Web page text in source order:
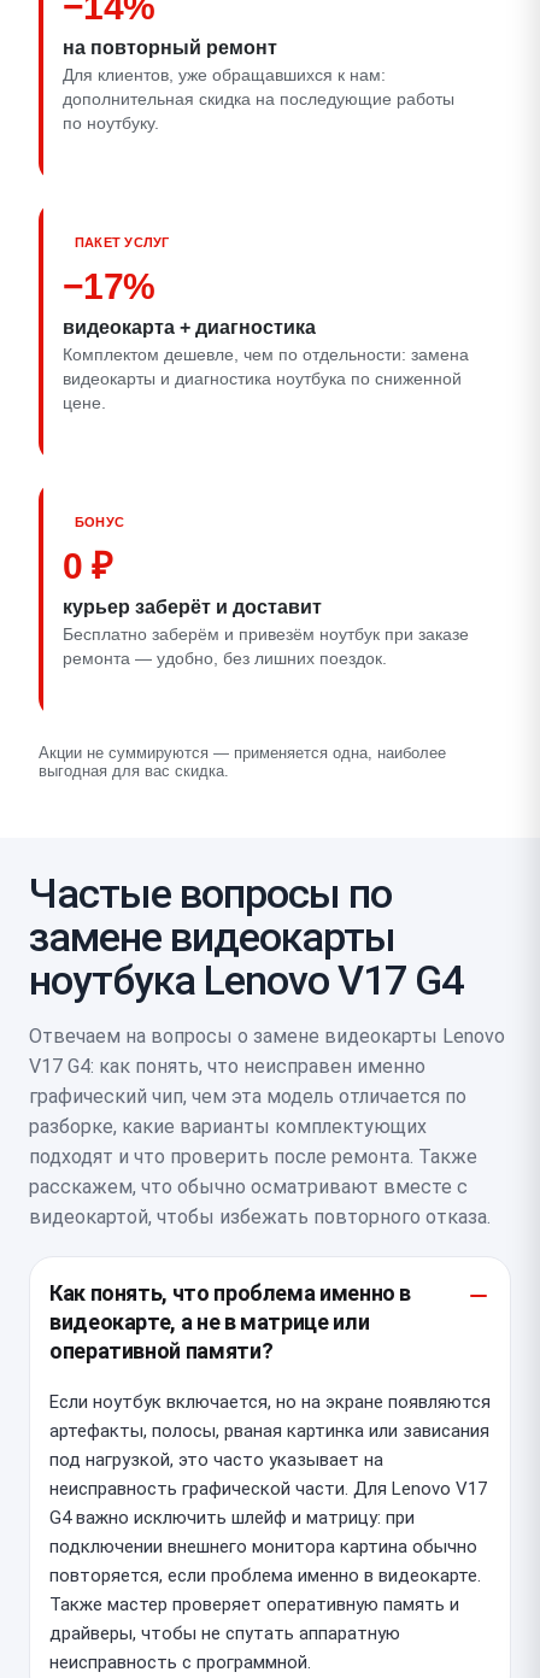
на повторный ремонт
Для клиентов, уже обращавшихся к нам:
дополнительная скидка на последующие работы
по ноутбуку.
ПАКЕТ УСЛУГ
−17%
видеокарта + диагностика
Комплектом дешевле, чем по отдельности: замена
видеокарты и диагностика ноутбука по сниженной
цене.
БОНУС
0 ₽
курьер заберёт и доставит
Бесплатно заберём и привезём ноутбук при заказе
ремонта — удобно, без лишних поездок.
Акции не суммируются — применяется одна, наиболее
выгодная для вас скидка.
Частые вопросы по
замене видеокарты
ноутбука Lenovo V17 G4
Отвечаем на вопросы о замене видеокарты Lenovo
V17 G4: как понять, что неисправен именно
графический чип, чем эта модель отличается по
разборке, какие варианты комплектующих
подходят и что проверить после ремонта. Также
расскажем, что обычно осматривают вместе с
видеокартой, чтобы избежать повторного отказа.
Как понять, что проблема именно в
видеокарте, а не в матрице или
оперативной памяти?
Если ноутбук включается, но на экране появляются
артефакты, полосы, рваная картинка или зависания
под нагрузкой, это часто указывает на
неисправность графической части. Для Lenovo V17
G4 важно исключить шлейф и матрицу: при
подключении внешнего монитора картина обычно
повторяется, если проблема именно в видеокарте.
Также мастер проверяет оперативную память и
драйверы, чтобы не спутать аппаратную
неисправность с программной.